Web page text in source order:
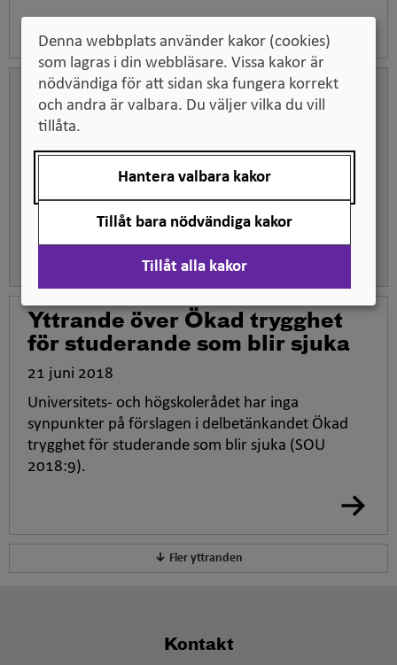
Yttrande över Statens stöd till
trossamfund i ett
Universitets- och högskolerådet har inga
synpunkter på förslagen i betänkandet.
Yttrande över Ökad trygghet
för studerande som blir sjuka
21 juni 2018
Universitets- och högskolerådet har inga
synpunkter på förslagen i delbetänkandet Ökad
trygghet för studerande som blir sjuka (SOU
2018:9).
Fler yttranden
Kontakt
Denna webbplats använder kakor (cookies)
som lagras i din webbläsare. Vissa kakor är
nödvändiga för att sidan ska fungera korrekt
och andra är valbara. Du väljer vilka du vill
tillåta.
Hantera valbara kakor
Tillåt bara nödvändiga kakor
Tillåt alla kakor